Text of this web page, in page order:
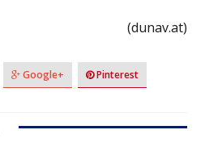
(dunav.at)
Google+ Pinterest